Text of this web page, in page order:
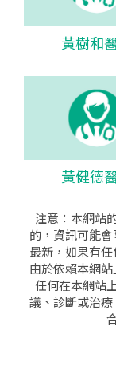
黃樹和
黃健德
注意：本網站
的，資訊可能
最新，如果有
由於依賴本網
任何在本網站
議、診斷或治